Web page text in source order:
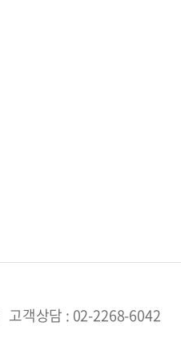
고객상담 : 02-2268-6042